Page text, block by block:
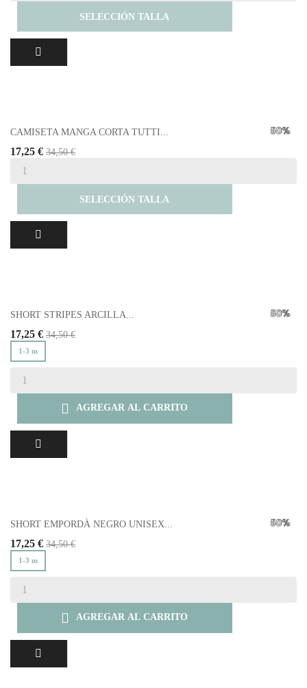
SELECCIÓN TALLA
CAMISETA MANGA CORTA TUTTI...
17,25 € 34,50 €
SELECCIÓN TALLA
SHORT STRIPES ARCILLA...
17,25 € 34,50 €
1-3 m
 AGREGAR AL CARRITO
SHORT EMPORDÀ NEGRO UNISEX...
17,25 € 34,50 €
1-3 m
 AGREGAR AL CARRITO